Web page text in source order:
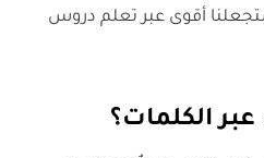
أقوى عبر تعلم دروس
الكلمات؟